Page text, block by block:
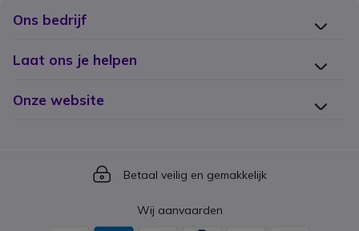
Ons bedrijf
Laat ons je helpen
Onze website
Icon
Betaal veilig en gemakkelijk
Wij aanvaarden